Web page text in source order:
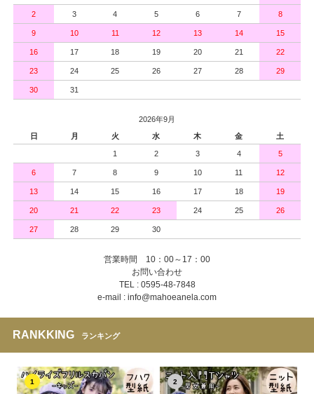
2 3 4 5 6 7 8
9 10 11 12 13 14 15
16 17 18 19 20 21 22
23 24 25 26 27 28 29
30 31
2026年9月
日
月 火 水 木 金 土
1 2 3 4 5
6 7 8 9 10 11 12
13 14 15 16 17 18 19
20 21 22 23 24 25 26
27 28 29 30
営業時間 10：00～17：00
お問い合わせ
TEL : 0595-48-7848
e-mail : info@mahoeanela.com
RANKKING ランキング
1 2